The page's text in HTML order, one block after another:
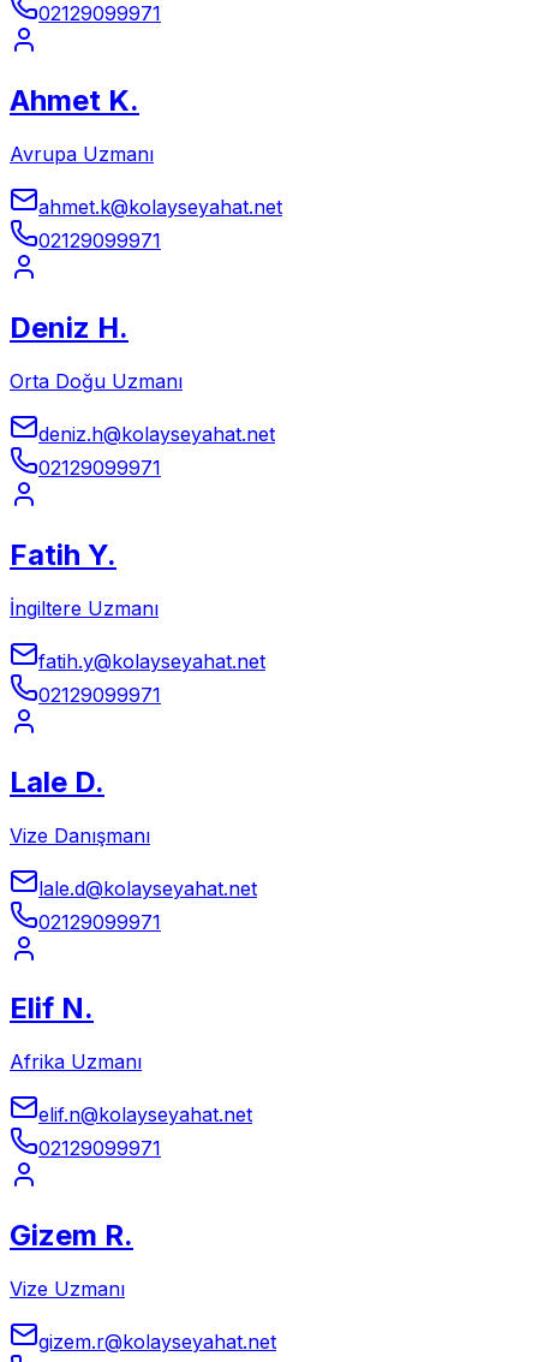
02129099971
Ahmet K.
Avrupa Uzmanı
ahmet.k@kolayseyahat.net
02129099971
Deniz H.
Orta Doğu Uzmanı
deniz.h@kolayseyahat.net
02129099971
Fatih Y.
İngiltere Uzmanı
fatih.y@kolayseyahat.net
02129099971
Lale D.
Vize Danışmanı
lale.d@kolayseyahat.net
02129099971
Elif N.
Afrika Uzmanı
elif.n@kolayseyahat.net
02129099971
Gizem R.
Vize Uzmanı
gizem.r@kolayseyahat.net